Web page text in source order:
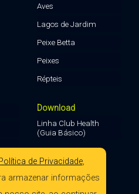
de Privacidade,
armazenar informações
Aves
Lagos de Jardim
Peixe Betta
Peixes
Répteis
Download
Linha Club Health
(Guia Básico)